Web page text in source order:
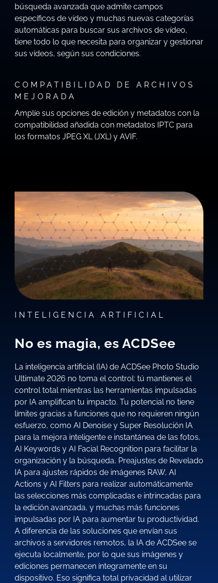
búsqueda avanzada que admite campos
específicos de vídeo y muchas nuevas categorías
automáticas para buscar sus archivos de vídeo,
tiene todo lo que necesita para organizar y gestionar
sus vídeos, según sus condiciones.
COMPATIBILIDAD DE ARCHIVOS
MEJORADA
Amplíe sus opciones de edición y metadatos con la
compatibilidad añadida con metadatos IPTC para
los formatos JPEG XL (JXL) y AVIF.
INTELIGENCIA ARTIFICIAL
No es magia, es ACDSee
La inteligencia artificial (IA) de ACDSee Photo Studio
Ultimate 2026 no toma el control: tú mantienes el
control total mientras las herramientas impulsadas
por IA amplifican tu impacto. Tu potencial no tiene
límites gracias a funciones que no requieren ningún
esfuerzo, como AI Denoise y Super Resolución IA
para la mejora inteligente e instantánea de las fotos,
AI Keywords y AI Facial Recognition para facilitar la
organización y la búsqueda, Preajustes de Revelado
IA para ajustes rápidos de imágenes RAW, AI
Actions y AI Filters para realizar automáticamente
las selecciones más complicadas e intrincadas para
la edición avanzada, y muchas más funciones
impulsadas por IA para aumentar tu productividad.
A diferencia de las soluciones que envían sus
archivos a servidores remotos, la IA de ACDSee se
ejecuta localmente, por lo que sus imágenes y
ediciones permanecen íntegramente en su
dispositivo. Eso significa total privacidad al utilizar